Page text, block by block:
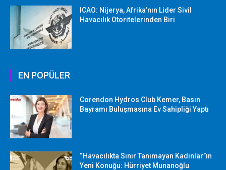
ICAO: Nijerya, Afrika’nın Lider Sivil
Havacılık Otoritelerinden Biri
EN POPÜLER
Corendon Hydros Club Kemer, Basın
Bayramı Buluşmasına Ev Sahipliği Yaptı
“Havacılıkta Sınır Tanımayan Kadınlar”ın
Yeni Konuğu: Hürriyet Munanoğlu